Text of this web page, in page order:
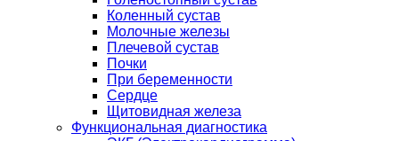
Коленный сустав
Молочные железы
Плечевой сустав
Почки
При беременности
Сердце
Щитовидная железа
Функциональная диагностика